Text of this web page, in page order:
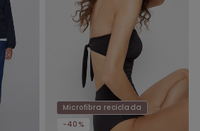
Microfibra reciclada
-40%